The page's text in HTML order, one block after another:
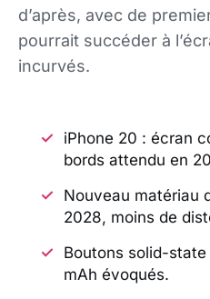
d’après, avec de
pourrait succéder à
incurvés.
iPhone 20 : écran
bords attendu en
Nouveau matériau
2028, moins de
Boutons solid-
mAh évoqués.